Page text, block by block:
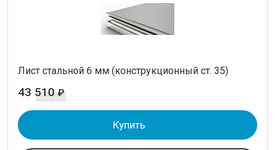
Лист стальной 6 мм (конструкционный ст. 35)
43 510 ₽
Купить